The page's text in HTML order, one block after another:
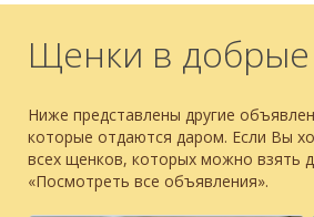
Щенки в добрые
Ниже представлены другие
которые отдаются даром. Если Вы
всех щенков, которых можно взять
«Посмотреть все объявления».